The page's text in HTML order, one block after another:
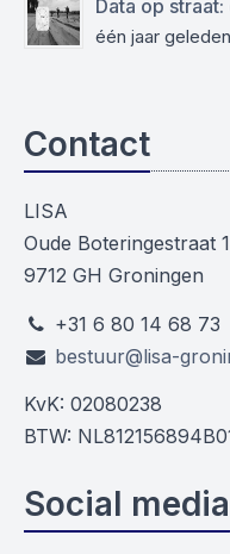
één jaar geleden
Contact
LISA
Oude Boteringestraat
9712 GH Groningen
+31 6 80 14 68 73
bestuur@lisa-
KvK: 02080238
BTW:
Social media